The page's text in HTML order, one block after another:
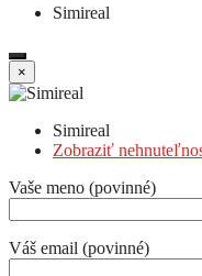
Simireal
×
Simireal
Zobraziť
Vaše meno (povinné)
Váš email (povinné)